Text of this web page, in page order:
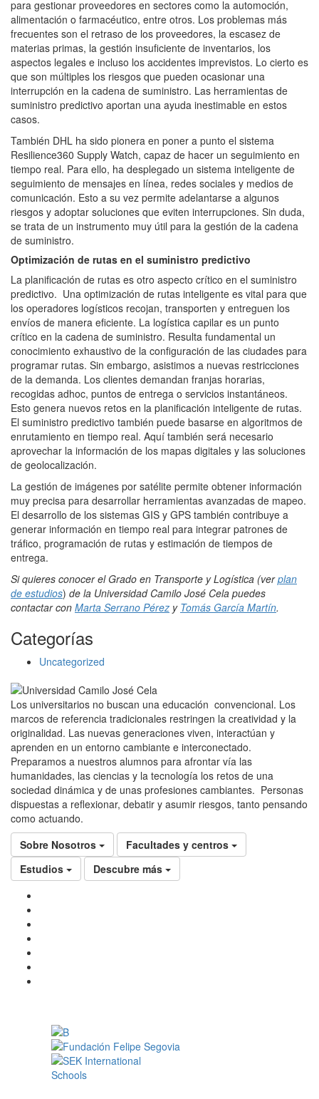
para gestionar proveedores en sectores como la automoción,
alimentación o farmacéutico, entre otros. Los problemas más
frecuentes son el retraso de los proveedores, la escasez de
materias primas, la gestión insuficiente de inventarios, los
aspectos legales e incluso los accidentes imprevistos. Lo cierto es
que son múltiples los riesgos que pueden ocasionar una
interrupción en la cadena de suministro. Las herramientas de
suministro predictivo aportan una ayuda inestimable en estos
casos.
También DHL ha sido pionera en poner a punto el sistema
Resilience360 Supply Watch, capaz de hacer un seguimiento en
tiempo real. Para ello, ha desplegado un sistema inteligente de
seguimiento de mensajes en línea, redes sociales y medios de
comunicación. Esto a su vez permite adelantarse a algunos
riesgos y adoptar soluciones que eviten interrupciones. Sin duda,
se trata de un instrumento muy útil para la gestión de la cadena
de suministro.
Optimización de rutas en el suministro predictivo
La planificación de rutas es otro aspecto crítico en el suministro
predictivo. Una optimización de rutas inteligente es vital para que
los operadores logísticos recojan, transporten y entreguen los
envíos de manera eficiente. La logística capilar es un punto
crítico en la cadena de suministro. Resulta fundamental un
conocimiento exhaustivo de la configuración de las ciudades para
programar rutas. Sin embargo, asistimos a nuevas restricciones
de la demanda. Los clientes demandan franjas horarias,
recogidas adhoc, puntos de entrega o servicios instantáneos.
Esto genera nuevos retos en la planificación inteligente de rutas.
El suministro predictivo también puede basarse en algoritmos de
enrutamiento en tiempo real. Aquí también será necesario
aprovechar la información de los mapas digitales y las soluciones
de geolocalización.
La gestión de imágenes por satélite permite obtener información
muy precisa para desarrollar herramientas avanzadas de mapeo.
El desarrollo de los sistemas GIS y GPS también contribuye a
generar información en tiempo real para integrar patrones de
tráfico, programación de rutas y estimación de tiempos de
entrega.
Si quieres conocer el Grado en Transporte y Logística (verplan
de estudios) de la Universidad Camilo José Cela puedes
contactar con Marta Serrano Pérez y Tomás García Martín.
Categorías
Uncategorized
Los universitarios no buscan una educación convencional. Los
marcos de referencia tradicionales restringen la creatividad y la
originalidad. Las nuevas generaciones viven, interactúan y
aprenden en un entorno cambiante e interconectado.
Preparamos a nuestros alumnos para afrontar vía las
humanidades, las ciencias y la tecnología los retos de una
sociedad dinámica y de unas profesiones cambiantes. Personas
dispuestas a reflexionar, debatir y asumir riesgos, tanto pensando
como actuando.
Sobre Nosotros
Facultades y centros
Estudios
Descubre más